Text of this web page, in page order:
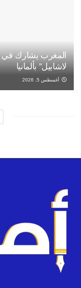
المغرب يشارك في
لاشابيل” بألمانيا
أغسطس 5, 2026